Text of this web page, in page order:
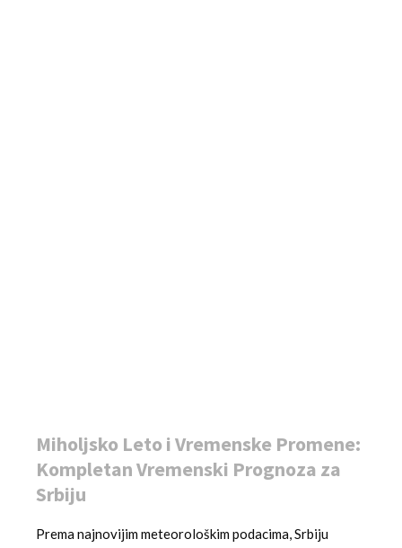
Miholjsko Leto i Vremenske Promene:
Kompletan Vremenski Prognoza za
Srbiju
Prema najnovijim meteorološkim podacima, Srbiju